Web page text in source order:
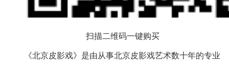
扫描二维码一键购买
《北京皮影戏》是由从事北京皮影戏艺术数十年的专业